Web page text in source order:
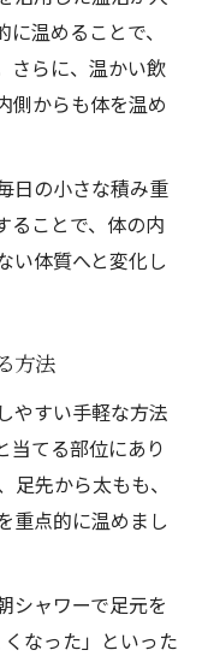
温めることで、
さらに、温かい飲
側からも体を温め
日の小さな積み重
ることで、体の内
い体質へと変化し
方法
やすい手軽な方法
当てる部位にあり
足先から太もも、
重点的に温めまし
シャワーで足元を
なった」といった